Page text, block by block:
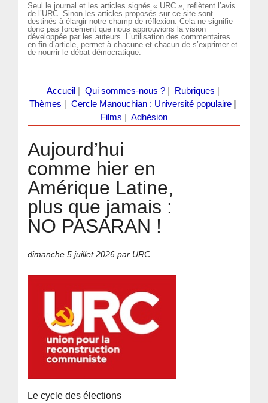
Seul le journal et les articles signés « URC », reflètent l’avis
de l’URC. Sinon les articles proposés sur ce site sont
destinés à élargir notre champ de réflexion. Cela ne signifie
donc pas forcément que nous approuvions la vision
développée par les auteurs. L’utilisation des commentaires
en fin d’article, permet à chacune et chacun de s’exprimer et
de nourrir le débat démocratique.
Accueil Qui sommes-nous ?| Rubriques
Thèmes
Cercle Manouchian : Université populaire
Films
Adhésion
Aujourd’hui
comme hier en
Amérique Latine,
plus que jamais :
NO PASARAN !
dimanche 5 juillet 2026 par URC
Le cycle des élections